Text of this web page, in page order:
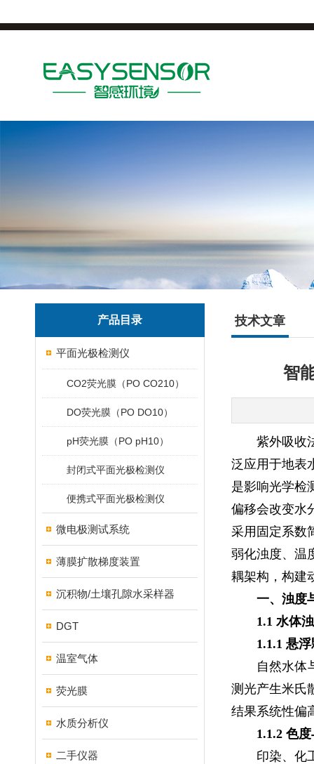
产品目录
平面光极检测仪
CO2荧光膜（PO CO210）
DO荧光膜（PO DO10）
pH荧光膜（PO pH10）
封闭式平面光极检测仪
便携式平面光极检测仪
微电极测试系统
薄膜扩散梯度装置
沉积物/土壤孔隙水采样器
DGT
温室气体
荧光膜
水质分析仪
二手仪器
技术文章
智
紫外吸收
泛应用于地表
是影响光学检
偏移会改变水
采用固定系数
弱化浊度、温
耦架构，构建
一、浊度
1.1 水体
1.1.1 悬
自然水体
测光产生米氏
结果系统性偏
1.1.2 色
印染、化